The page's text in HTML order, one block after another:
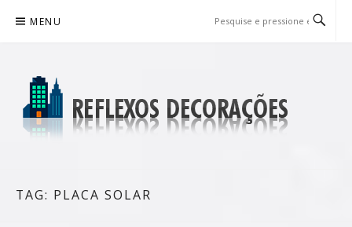
para
MENU
TAG: PLACA SOLAR